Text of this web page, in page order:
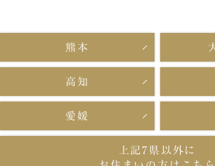
熊本
高知
愛媛
上記7県以外に